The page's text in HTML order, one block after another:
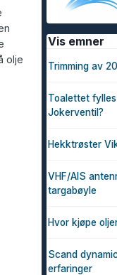
olje
Vis emner
Trimming av
Toalettet
Jokerventil?
Hekktrøster
VHF/AIS
targabøyle
Hvor kjøpe
Scand
erfaringer